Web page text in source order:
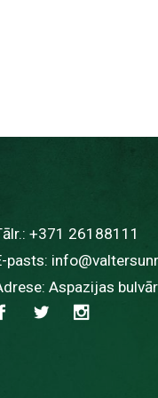
+371 26188111
pasts:
Aspazijas